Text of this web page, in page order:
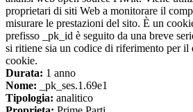
proprietari di siti Web a monitorare il
misurare le prestazioni del sito. È un
prefisso _pk_id è seguito da una breve
si ritiene sia un codice di riferimento per il
cookie.
Durata: 1 anno
Nome: _pk_ses.1.69e1
Tipologia: analitico